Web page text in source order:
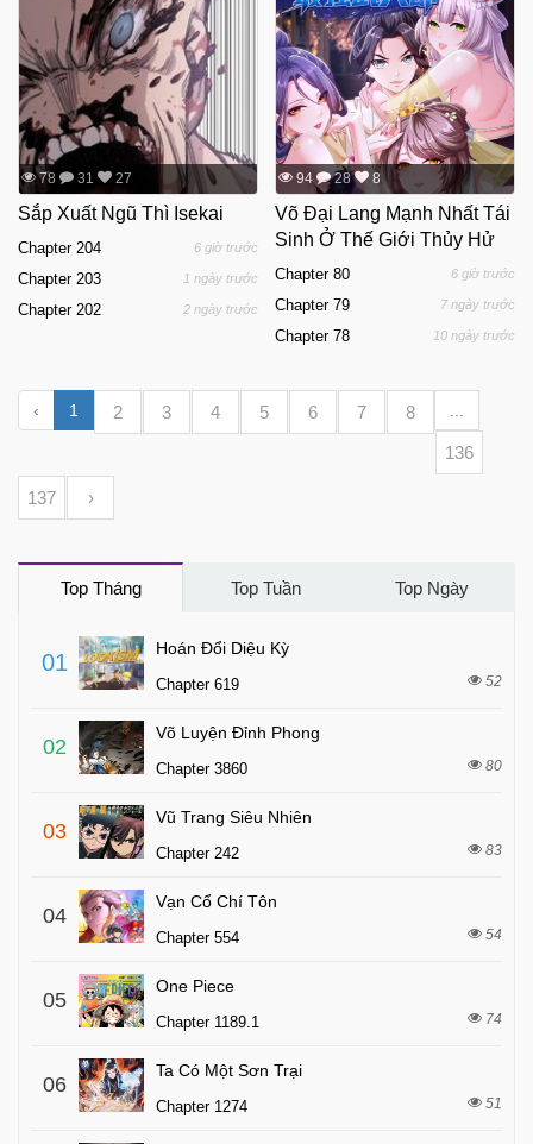
78 31 27
Sắp Xuất Ngũ Thì Isekai
Chapter 204 6 giờ trước
Chapter 203 1 ngày trước
Chapter 202 2 ngày trước
94 28 8
Võ Đại Lang Mạnh Nhất Tái
Sinh Ở Thế Giới Thủy Hử
Chapter 80 6 giờ trước
Chapter 79 7 ngày trước
Chapter 78 10 ngày trước
‹ 1 2 3 4 5 6 7 8
136
137 ›
Top Tháng Top Tuần Top Ngày
01
Hoán Đổi Diệu Kỳ
Chapter 619 52
02
Võ Luyện Đỉnh Phong
Chapter 3860 80
03
Vũ Trang Siêu Nhiên
Chapter 242 83
04
Vạn Cổ Chí Tôn
Chapter 554 54
05
One Piece
Chapter 1189.1 74
06
Ta Có Một Sơn Trại
Chapter 1274 51